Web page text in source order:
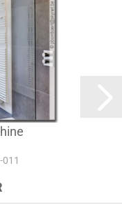
011